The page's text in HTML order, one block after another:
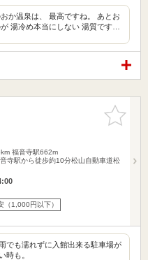
か温泉は、 最高ですね。 あとお
湯冷め本当にしない 湯質です…
お気に入
りに追加
福音寺駅662m
寺駅から徒歩約10分松山自動車道松
（1,000円以下）
でも濡れずに入館出来る駐車場が
時も。